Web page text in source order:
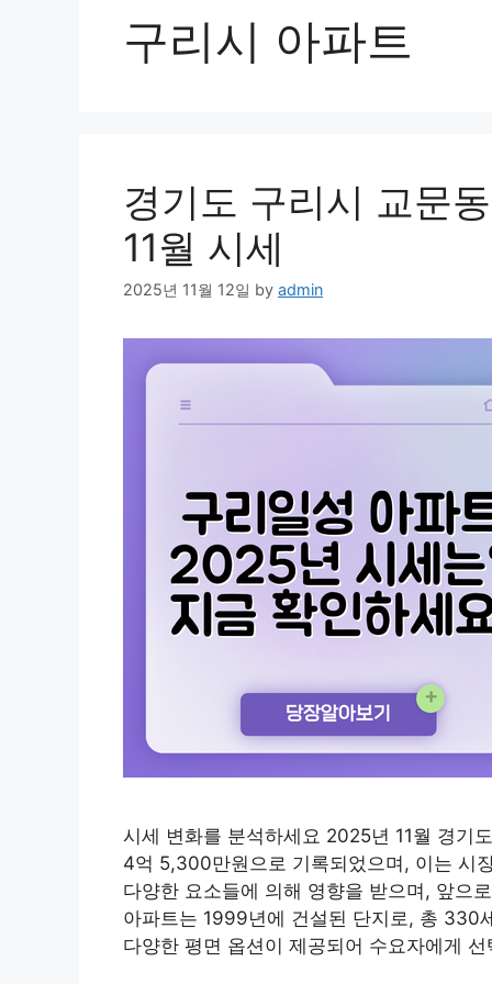
구리시 아파트
경기도 구리시 교문
11월 시세
2025년 11월 12일 by admin
시세 변화를 분석하세요 2025년 11월 경기
4억 5,300만원으로 기록되었으며, 이는 시
다양한 요소들에 의해 영향을 받으며, 앞으
아파트는 1999년에 건설된 단지로, 총 330
다양한 평면 옵션이 제공되어 수요자에게